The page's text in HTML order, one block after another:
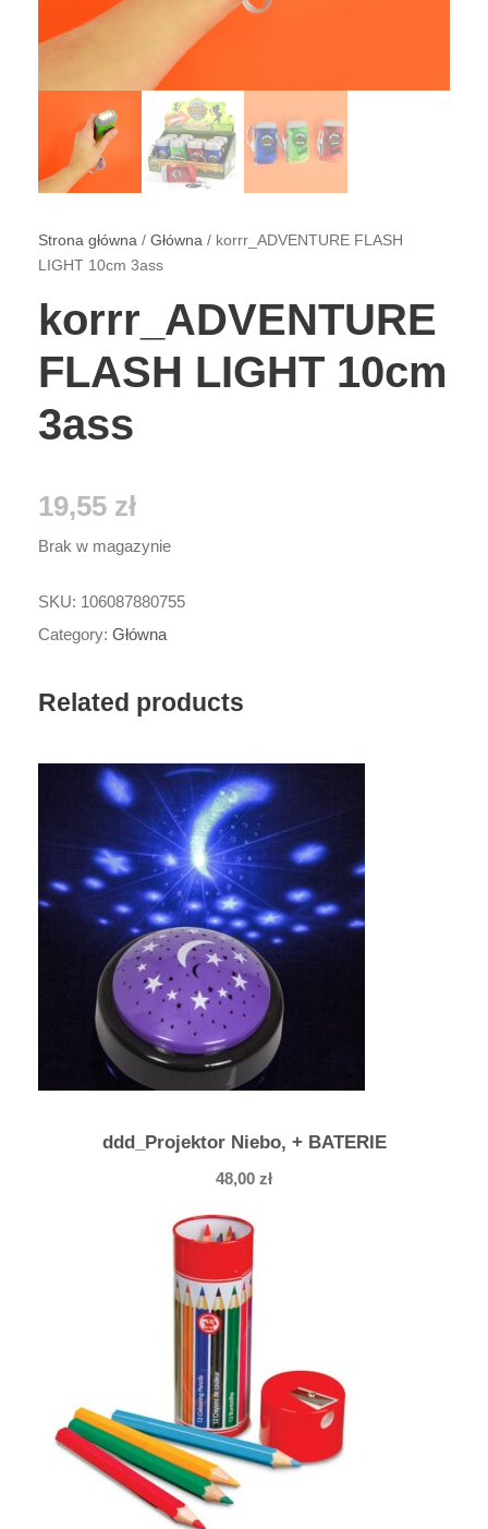
Strona główna / Główna / korrr_ADVENTURE FLASH
LIGHT 10cm 3ass
korrr_ADVENTURE
FLASH LIGHT 10cm
3ass
19,55 zł
Brak w magazynie
SKU: 106087880755
Category: Główna
Related products
ddd_Projektor Niebo, + BATERIE
48,00 zł